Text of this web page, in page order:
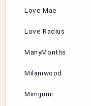
Love Mae
Love Radius
ManyMonths
Milaniwood
Mimijumi